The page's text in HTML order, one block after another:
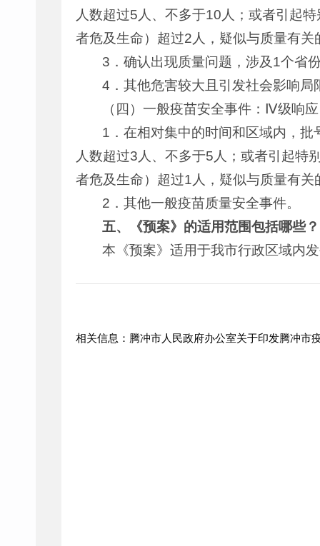
人数超过5人、不多于10人；或者引起
者危及生命）超过2人，疑似与质量有关
3．确认出现质量问题，涉及1个省
4．其他危害较大且引发社会影响
（四）一般疫苗安全事件：Ⅳ级响应
1．在相对集中的时间和区域内，
人数超过3人、不多于5人；或者引起特
者危及生命）超过1人，疑似与质量有关
2．其他一般疫苗质量安全事件。
五、《预案》的适用范围包括哪些？
本《预案》适用于我市行政区域内
相关信息：腾冲市人民政府办公室关于印发腾冲市